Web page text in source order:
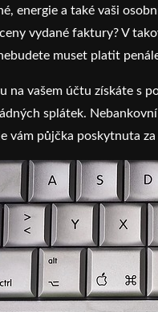
energie a také vaši
vydané faktury? V
muset platit
na vašem účtu získáte s
splátek.
vám půjčka poskytnuta